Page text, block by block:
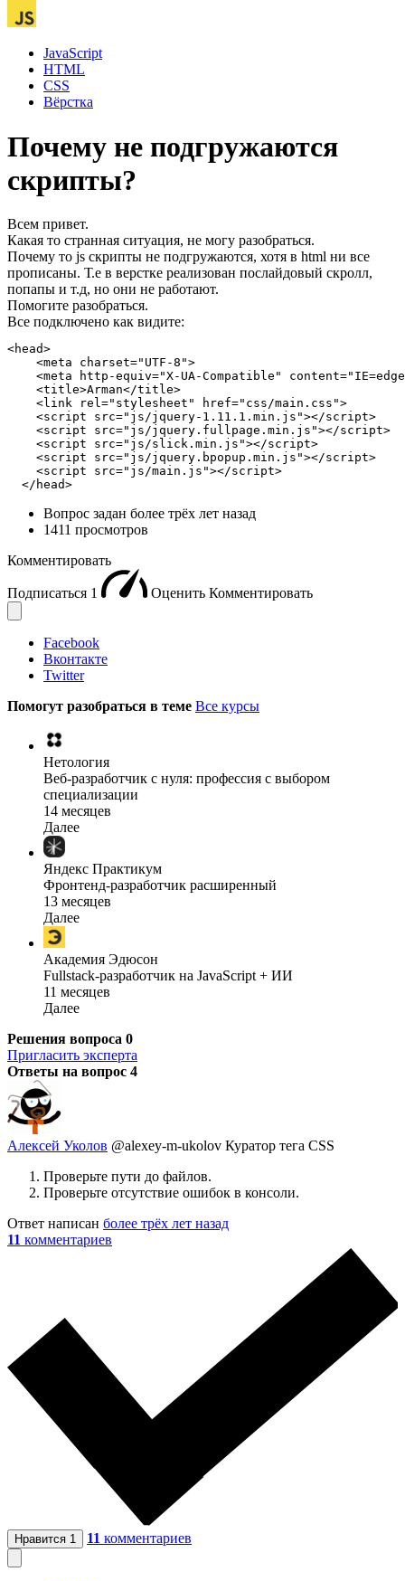
JavaScript
HTML
CSS
Вёрстка
Почему не подгружаются
скрипты?
Всем привет.
Какая то странная ситуация, не могу разобраться.
Почему то js скрипты не подгружаются, хотя в html ни все
прописаны. Т.е в верстке реализован послайдовый скролл,
попапы и т.д, но они не работают.
Помогите разобраться.
Все подключено как видите:
<head>
    <meta charset="UTF-8">
<meta http-equiv="X-UA-Compatible"
    <title>Arman</title>
    <link rel="stylesheet" href="css/main.css">
    <script src="js/jquery-1.11.1.min.js"></script>
    <script src="js/jquery.fullpage.min.js"></script>
    <script src="js/slick.min.js"></script>
    <script src="js/jquery.bpopup.min.js"></script>
    <script src="js/main.js"></script>
  </head>
Вопрос задан более трёх лет назад
1411 просмотров
Комментировать
Подписаться 1 Оценить Комментировать
Facebook
Вконтакте
Twitter
Помогут разобраться в теме Все курсы
Нетология
Веб-разработчик с нуля: профессия с выбором
специализации
14 месяцев
Далее
Яндекс Практикум
Фронтенд-разработчик расширенный
13 месяцев
Далее
Академия Эдюсон
Fullstack-разработчик на JavaScript + ИИ
11 месяцев
Далее
Решения вопроса 0
Пригласить эксперта
Ответы на вопрос 4
Алексей Уколов @alexey-m-ukolov Куратор тега CSS
Проверьте пути до файлов.
Проверьте отсутствие ошибок в консоли.
Ответ написан более трёх лет назад
11 комментариев
Нравится 1 11 комментариев